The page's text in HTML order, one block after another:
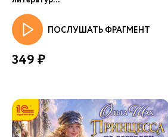
ПОСЛУШАТЬ ФРАГМЕНТ
349 ₽